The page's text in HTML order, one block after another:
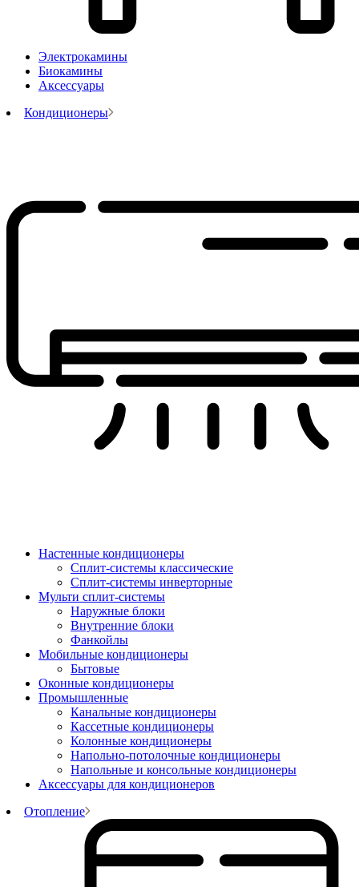
Электрокамины
Биокамины
Аксессуары
Кондиционеры
Настенные кондиционеры
Сплит-системы классические
Сплит-системы инверторные
Мульти сплит-системы
Наружные блоки
Внутренние блоки
Фанкойлы
Мобильные кондиционеры
Бытовые
Оконные кондиционеры
Промышленные
Канальные кондиционеры
Кассетные кондиционеры
Колонные кондиционеры
Напольно-потолочные кондиционеры
Напольные и консольные кондиционеры
Аксессуары для кондиционеров
Отопление